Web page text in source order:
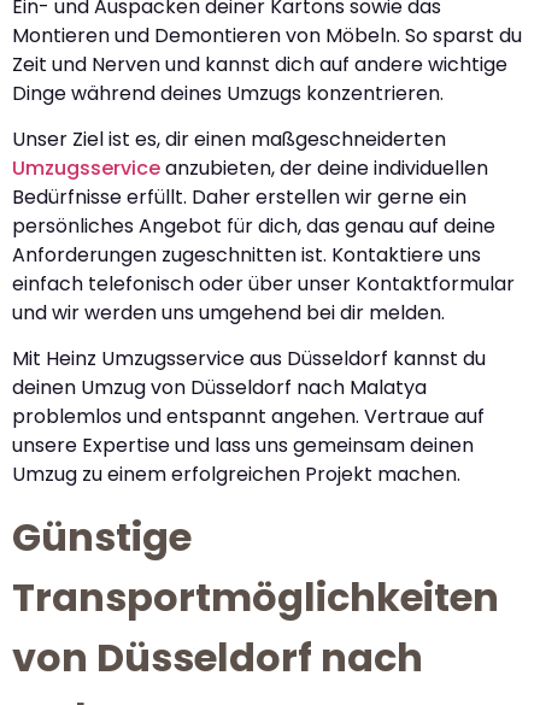
Ein- und Auspacken deiner Kartons sowie das
Montieren und Demontieren von Möbeln. So sparst du
Zeit und Nerven und kannst dich auf andere wichtige
Dinge während deines Umzugs konzentrieren.
Unser Ziel ist es, dir einen maßgeschneiderten
Umzugsserviceanzubieten, der deine individuellen
Bedürfnisse erfüllt. Daher erstellen wir gerne ein
persönliches Angebot für dich, das genau auf deine
Anforderungen zugeschnitten ist. Kontaktiere uns
einfach telefonisch oder über unser Kontaktformular
und wir werden uns umgehend bei dir melden.
Mit Heinz Umzugsservice aus Düsseldorf kannst du
deinen Umzug von Düsseldorf nach Malatya
problemlos und entspannt angehen. Vertraue auf
unsere Expertise und lass uns gemeinsam deinen
Umzug zu einem erfolgreichen Projekt machen.
Günstige
Transportmöglichkeiten
von Düsseldorf nach